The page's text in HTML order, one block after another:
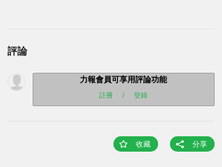
評論
力報會員可享用評論功能
註冊 / 登錄
收藏 分享